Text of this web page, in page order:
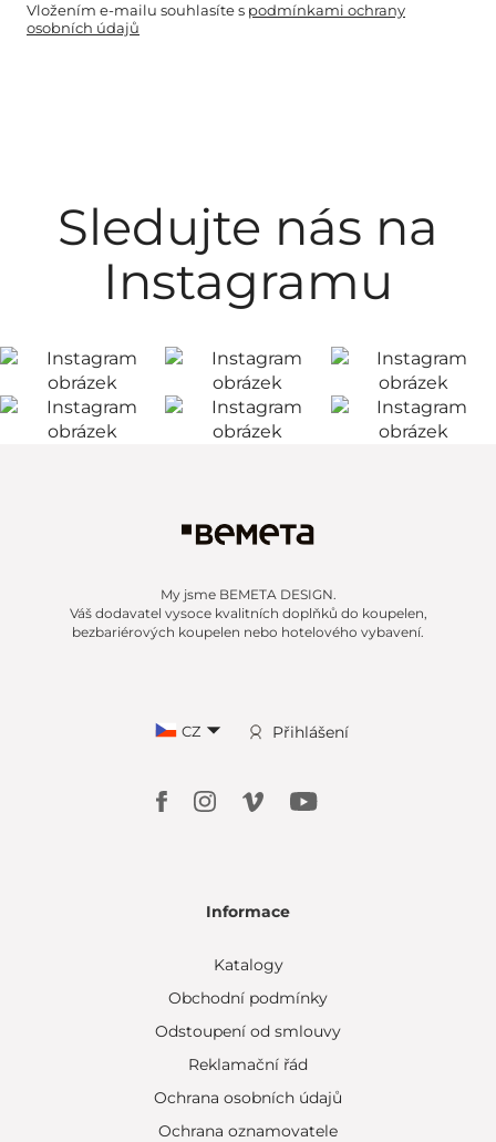
Vložením e-mailu souhlasíte s podmínkami ochrany
osobních údajů
Sledujte nás na
Instagramu
My jsme BEMETA DESIGN.
Váš dodavatel vysoce kvalitních doplňků do koupelen,
bezbariérových koupelen nebo hotelového vybavení.
CZ Přihlášení
Informace
Katalogy
Obchodní podmínky
Odstoupení od smlouvy
Reklamační řád
Ochrana osobních údajů
Ochrana oznamovatele